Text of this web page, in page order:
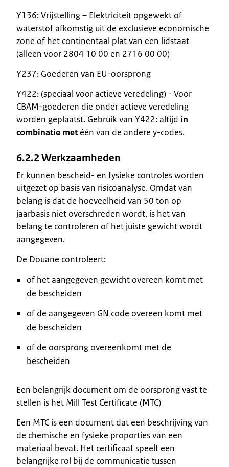
Y136: Vrijstelling – Elektriciteit opgewekt of
waterstof afkomstig uit de exclusieve economische
zone of het continentaal plat van een lidstaat
(alleen voor 2804 10 00 en 2716 00 00)
Y237: Goederen van EU-oorsprong
Y422: (speciaal voor actieve veredeling) - Voor
CBAM-goederen die onder actieve veredeling
worden geplaatst. Gebruik van Y422: altijd in
combinatie metéén van de andere y-codes.
6.2.2Werkzaamheden
Er kunnen bescheid- en fysieke controles worden
uitgezet op basis van risicoanalyse. Omdat van
belang is dat de hoeveelheid van 50 ton op
jaarbasis niet overschreden wordt, is het van
belang te controleren of het juiste gewicht wordt
aangegeven.
De Douane controleert:
of het aangegeven gewicht overeen komt met
de bescheiden
of de aangegeven GN code overeen komt met
de bescheiden
of de oorsprong overeenkomt met de
bescheiden
Een belangrijk document om de oorsprong vast te
stellen is het Mill Test Certificate (MTC)
Een MTC is een document dat een beschrijving van
de chemische en fysieke proporties van een
materiaal bevat. Het certificaat speelt een
belangrijke rol bij de communicatie tussen